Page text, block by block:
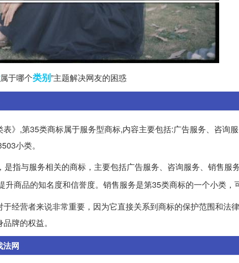
属于哪个类别”主题解决网友的困惑
》,第35类商标属于服务型商标,内容主要包括:广告服务、咨询
小类。
是指与服务相关的商标，主要包括广告服务、咨询服务、销售服
升商品的知名度和信誉度。销售服务是第35类商标的一个小类，
经营者来说非常重要，因为它直接关系到商标的保护范围和法
牌的权益。
法网